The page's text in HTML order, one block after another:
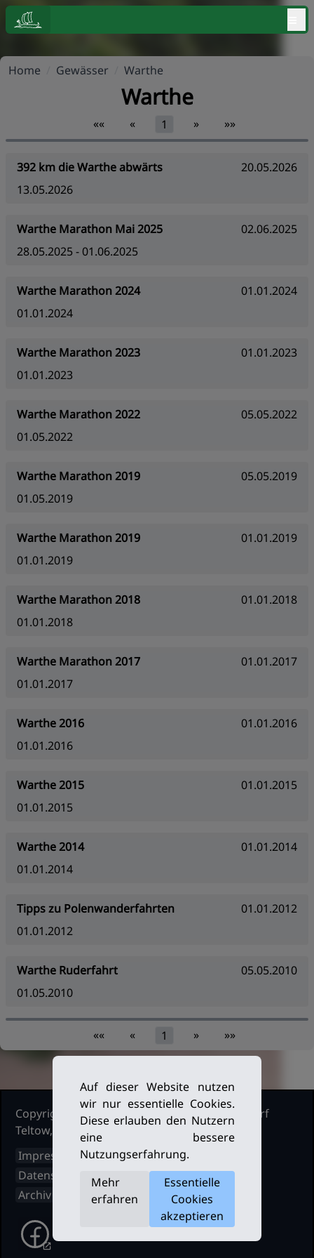
Home Gewässer Warthe
Warthe
«« « 1 » »»
392 km die Warthe abwärts
20.05.2026
13.05.2026
Warthe Marathon Mai 2025
02.06.2025
28.05.2025 - 01.06.2025
Warthe Marathon 2024
01.01.2024
01.01.2024
Warthe Marathon 2023
01.01.2023
01.01.2023
Warthe Marathon 2022
05.05.2022
01.05.2022
Warthe Marathon 2019
05.05.2019
01.05.2019
Warthe Marathon 2019
01.01.2019
01.01.2019
Warthe Marathon 2018
01.01.2018
01.01.2018
Warthe Marathon 2017
01.01.2017
01.01.2017
Warthe 2016
01.01.2016
01.01.2016
Warthe 2015
01.01.2015
01.01.2015
Warthe 2014
01.01.2014
01.01.2014
Tipps zu Polenwanderfahrten
01.01.2012
01.01.2012
Warthe Ruderfahrt
05.05.2010
01.05.2010
«« « 1 » »»
Copyright Ruderclub Kleinmachnow Stahnsdorf
Teltow, 2026. Alle Rechte vorbehalten.
Impressum
Datenschutz
Archiv
Auf dieser Website nutzen
wir nur essentielle Cookies.
Diese erlauben den Nutzern
eine bessere
Nutzungserfahrung.
Mehr
erfahren
Essentielle
Cookies
akzeptieren